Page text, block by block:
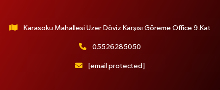
Karasoku Mahallesi Uzer Döviz Karşısı Göreme Office 9.Kat
05526285050
[email protected]